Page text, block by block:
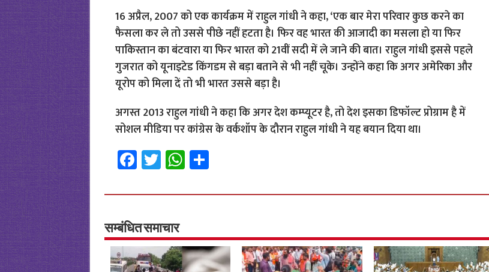
16 अप्रैल, 2007 को एक कार्यक्रम में राहुल गांधी ने कहा, ‘एक बार मेरा परिवार कुछ करने का
फैसला कर ले तो उससे पीछे नहीं हटता है। फिर वह भारत की आजादी का मसला हो या फिर
पाकिस्तान का बंटवारा या फिर भारत को 21वीं सदी में ले जाने की बात। राहुल गांधी इससे पहले
गुजरात को यूनाइटेड किंगडम से बड़ा बताने से भी नहीं चूके। उन्होंने कहा कि अगर अमेरिका और
यूरोप को मिला दें तो भी भारत उससे बड़ा है।
अगस्त 2013 राहुल गांधी ने कहा कि अगर देश कम्प्यूटर है, तो देश इसका डिफॉल्ट प्रोग्राम है में
सोशल मीडिया पर कांग्रेस के वर्कशॉप के दौरान राहुल गांधी ने यह बयान दिया था।
Fa
ce
b
o
o
k
T
wi
tt
er
W
h
at
p
p
S
h
ar
सम्बंधित समाचार